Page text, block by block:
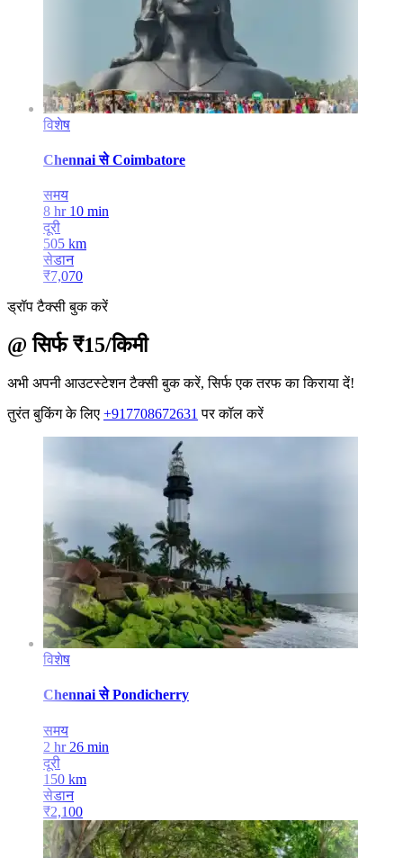
विशेष
Chennai से Coimbatore
समय
8 hr 10 min
दूरी
505 km
सेडान
₹7,070
ड्रॉप टैक्सी बुक करें
@ सिर्फ ₹15/किमी
अभी अपनी आउटस्टेशन टैक्सी बुक करें, सिर्फ एक तरफ का किराया दें!
तुरंत बुकिंग के लिए +917708672631 पर कॉल करें
विशेष
Chennai से Pondicherry
समय
2 hr 26 min
दूरी
150 km
सेडान
₹2,100